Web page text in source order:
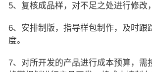
5、复核成品样，对不足之处进行修改
6、安排制版，指导样包制作，及时跟
度。
7、对所开发的产品进行成本预算，需